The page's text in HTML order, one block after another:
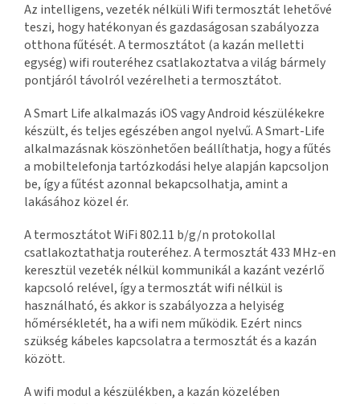
Az intelligens, vezeték nélküli Wifi termosztát lehetővé
teszi, hogy hatékonyan és gazdaságosan szabályozza
otthona fűtését. A termosztátot (a kazán melletti
egység) wifi routeréhez csatlakoztatva a világ bármely
pontjáról távolról vezérelheti a termosztátot.
A Smart Life alkalmazás iOS vagy Android készülékekre
készült, és teljes egészében angol nyelvű. A Smart-Life
alkalmazásnak köszönhetően beállíthatja, hogy a fűtés
a mobiltelefonja tartózkodási helye alapján kapcsoljon
be, így a fűtést azonnal bekapcsolhatja, amint a
lakásához közel ér.
A termosztátot WiFi 802.11 b/g/n protokollal
csatlakoztathatja routeréhez. A termosztát 433 MHz-en
keresztül vezeték nélkül kommunikál a kazánt vezérlő
kapcsoló relével, így a termosztát wifi nélkül is
használható, és akkor is szabályozza a helyiség
hőmérsékletét, ha a wifi nem működik. Ezért nincs
szükség kábeles kapcsolatra a termosztát és a kazán
között.
A wifi modul a készülékben, a kazán közelében